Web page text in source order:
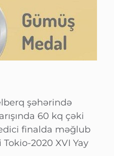
şəhərində
60 kq çəki
finalda məğlub
2020 XVI Yay